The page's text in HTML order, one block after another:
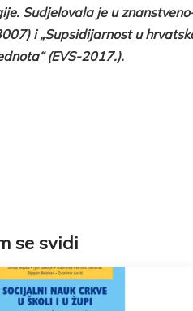
Sudjelovala je u
i „Supsidijarnost u
(EVS-2017.).
se svidi